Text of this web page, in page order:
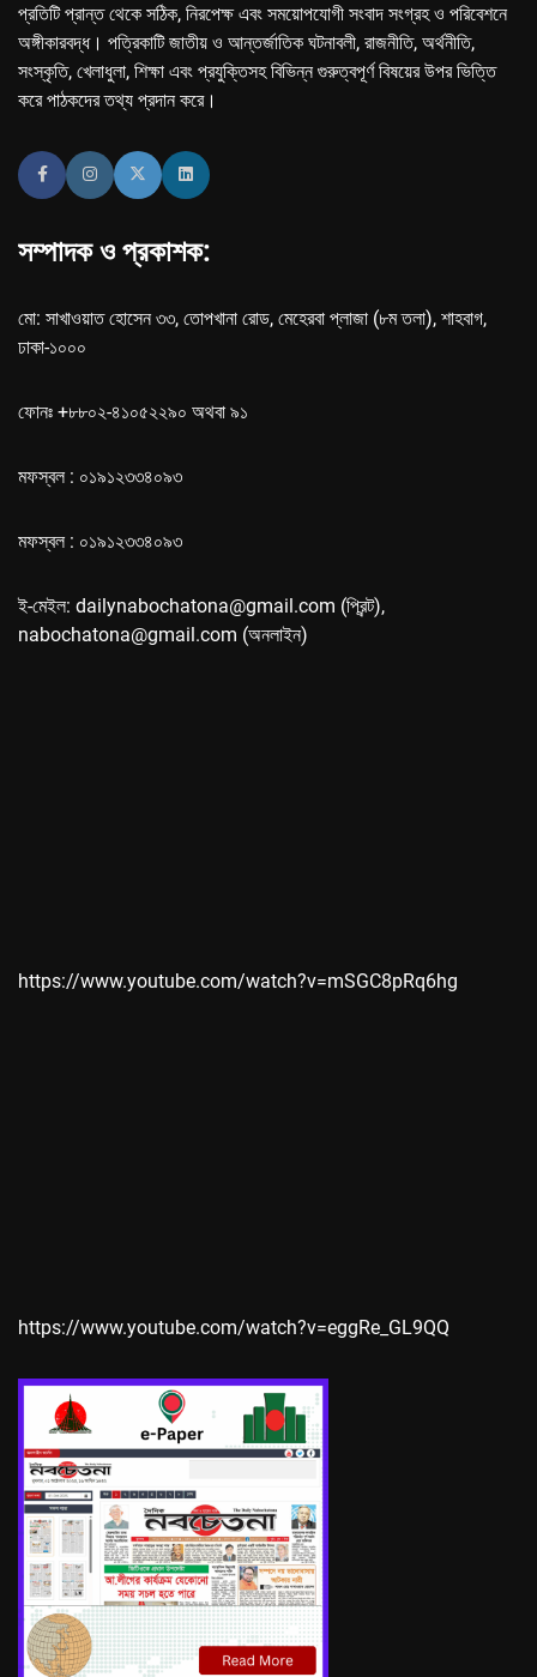
প্রতিটি প্রান্ত থেকে সঠিক, নিরপেক্ষ এবং সময়োপযোগী সংবাদ সংগ্রহ ও পরিবেশনে
অঙ্গীকারবদ্ধ। পত্রিকাটি জাতীয় ও আন্তর্জাতিক ঘটনাবলী, রাজনীতি, অর্থনীতি,
সংস্কৃতি, খেলাধুলা, শিক্ষা এবং প্রযুক্তিসহ বিভিন্ন গুরুত্বপূর্ণ বিষয়ের উপর ভিত্তি
করে পাঠকদের তথ্য প্রদান করে।
সম্পাদক ও প্রকাশক:
মো: সাখাওয়াত হোসেন ৩৩, তোপখানা রোড, মেহেরবা প্লাজা (৮ম তলা), শাহবাগ,
ঢাকা-১০০০
ফোনঃ +৮৮০২-৪১০৫২২৯০ অথবা ৯১
মফস্বল : ০১৯১২৩৩৪০৯৩
মফস্বল : ০১৯১২৩৩৪০৯৩
ই-মেইল: dailynabochatona@gmail.com (প্রিন্ট),
nabochatona@gmail.com (অনলাইন)
https://www.youtube.com/watch?v=mSGC8pRq6hg
https://www.youtube.com/watch?v=eggRe_GL9QQ